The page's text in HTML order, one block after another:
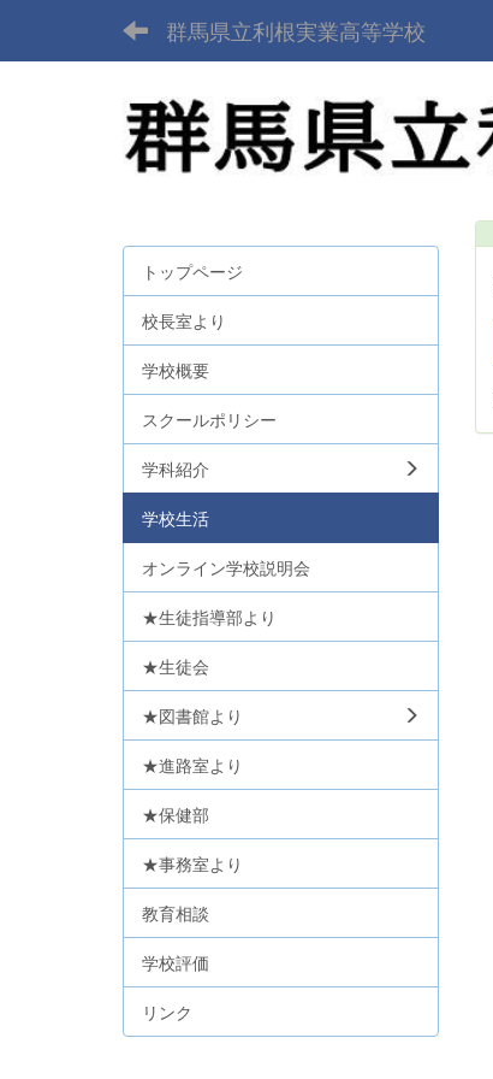
群馬県立利根実業高等学校
トップページ
校長室より
学校概要
スクールポリシー
学科紹介
学校生活
オンライン学校説明会
★生徒指導部より
★生徒会
★図書館より
★進路室より
★保健部
★事務室より
教育相談
学校評価
リンク